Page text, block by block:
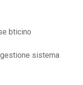
bticino
sistema